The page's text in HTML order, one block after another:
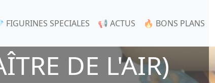
FIGURINES SPECIALES 📢 ACTUS 🔥 BONS PLANS
DE L'AIR)